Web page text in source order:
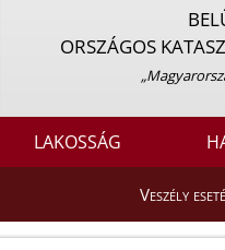
ORSZÁGOS
LAKOSSÁG
Veszély